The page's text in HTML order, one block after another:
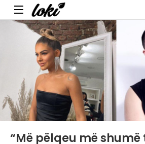
Menu
“Më pëlqeu më